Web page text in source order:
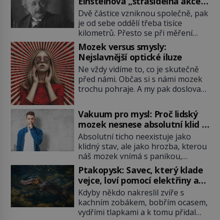
na dálku“ dál mate i fascinuje
vědce
Dvě částice vzniknou společně, pak
je od sebe oddělí třeba tisíce
kilometrů. Přesto se při měření
chovají, jako by mezi nimi
existovalo neviditelné pouto. Albert
Einstein tomu s jistou dávkou
ironie říká „strašidelná akce na
dálku“ a dlouhá desetiletí věří, že
musí existovat jednodušší
však ukazují, že kvantový svět
funguje jinak, než […]
Mozek versus smysly:
Nejslavnější optické iluze
Ne vždy vidíme to, co je skutečně
před námi. Občas si s námi mozek
trochu pohraje. A my pak doslova
vznikají ty nejpodivnější optické
iluze? Soustřeď se na to hlavní!
TROXLERŮV EFEKT Náš mozek
zvládne zpracovat hodně informací.
Všechny na světě ale nikoliv, musí
si vybírat! Jak to dělá? Když se […]
Vakuum pro mysl: Proč lidský
mozek nesnese absolutní klid a
začne si vymýšlet horory
Absolutní ticho neexistuje jako
klidný stav, ale jako hrozba, kterou
náš mozek vnímá s panikou,
protože bez vnějších podnětů
začne okamžitě produkovat vlastní
děsivé iluze. Představte si místnost,
kde zmizí veškerý šum světa. Žádné
auta, žádný šepot, nic. Místo
vytoužené oázy klidu však
Ptakopysk: Savec, který klade
vejce, loví pomocí elektřiny a
brání se jedem
Kdyby někdo nakreslil zvíře s
kachním zobákem, bobřím ocasem,
vydřími tlapkami a k tomu přidal